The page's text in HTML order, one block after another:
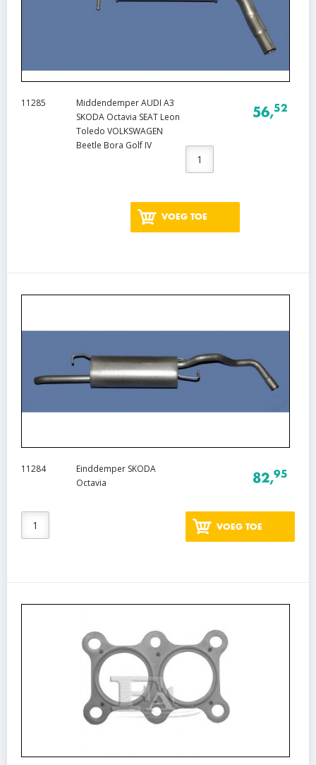
11285
Middendemper AUDI A3
SKODA Octavia SEAT Leon
Toledo VOLKSWAGEN
Beetle Bora Golf IV
56,52
VOEG TOE
11284
Einddemper SKODA
Octavia
82,95
VOEG TOE